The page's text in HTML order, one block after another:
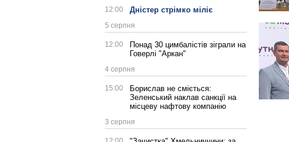
12:00 Дністер стрімко міліє
5 серпня
12:00
Понад 30 цимбалістів зіграли на
Говерлі "Аркан"
4 серпня
15:00
Борислав не сміється:
Зеленський наклав санкції на
місцеву нафтову компанію
3 серпня